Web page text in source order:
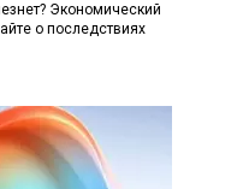
Экономический
о последствиях